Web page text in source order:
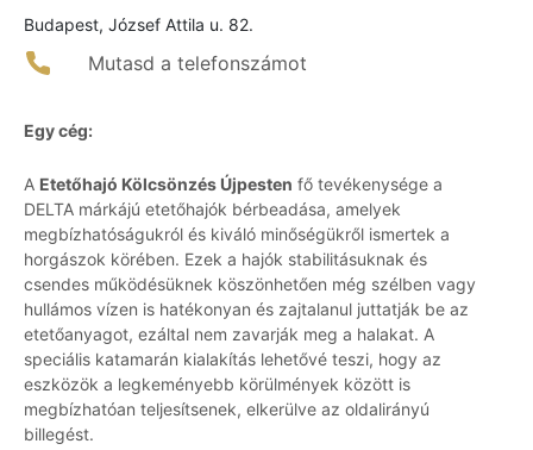
Budapest, József Attila u. 82.
Mutasd a telefonszámot
Egy cég:
A Etetőhajó Kölcsönzés Újpesten fő tevékenysége a
DELTA márkájú etetőhajók bérbeadása, amelyek
megbízhatóságukról és kiváló minőségükről ismertek a
horgászok körében. Ezek a hajók stabilitásuknak és
csendes működésüknek köszönhetően még szélben vagy
hullámos vízen is hatékonyan és zajtalanul juttatják be az
etetőanyagot, ezáltal nem zavarják meg a halakat. A
speciális katamarán kialakítás lehetővé teszi, hogy az
eszközök a legkeményebb körülmények között is
megbízhatóan teljesítsenek, elkerülve az oldalirányú
billegést.